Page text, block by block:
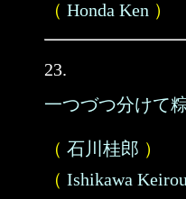
（ Honda Ken ）
23.
一つづつ分けて
（ 石川桂郎 ）
（ Ishikawa Keirou